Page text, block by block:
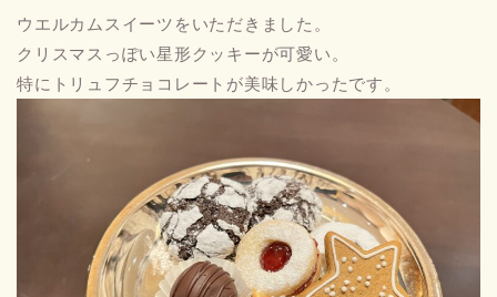
ウエルカムスイーツをいただきました。
クリスマスっぽい星形クッキーが可愛い。
特にトリュフチョコレートが美味しかったです。